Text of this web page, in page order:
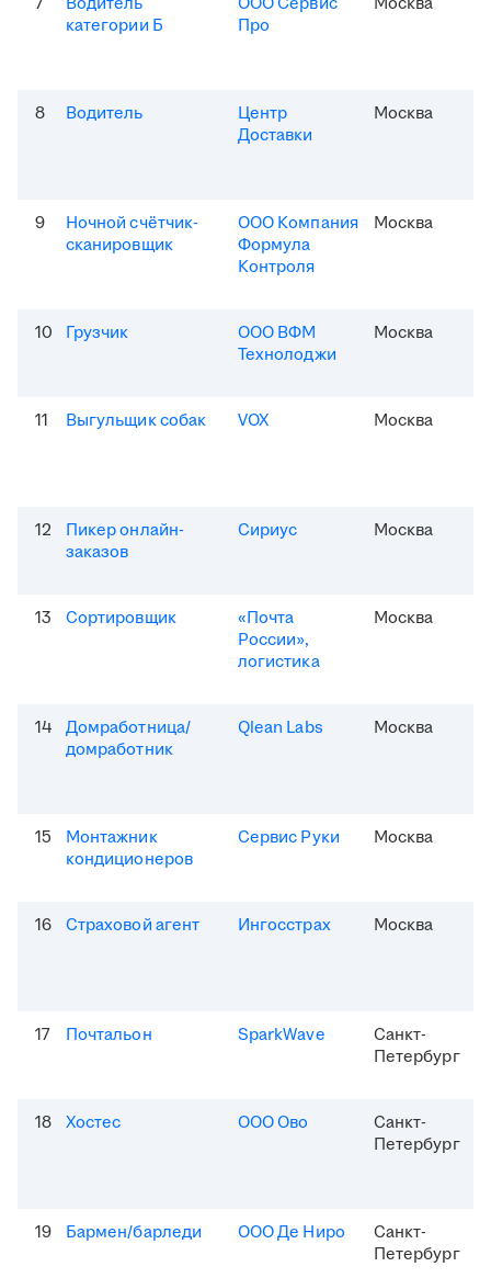
категории Б
Про
8 Водитель
Центр
Доставки
Москва
9
Ночной счётчик-
сканировщик
ООО Компания
Формула
Контроля
Москва
10 Грузчик
ООО ВФМ
Технолоджи
Москва
11 Выгульщик собак VOX Москва
12
Пикер онлайн-
заказов
Сириус Москва
13 Сортировщик
«Почта
России»,
логистика
Москва
14
Домработница/
домработник
Qlean Labs Москва
15
Монтажник
кондиционеров
Сервис Руки Москва
16 Страховой агент Ингосстрах Москва
17 Почтальон SparkWave
Санкт-
Петербург
18 Хостес ООО Ово
Санкт-
Петербург
19 Бармен/барледи ООО Де Ниро
Санкт-
Петербург